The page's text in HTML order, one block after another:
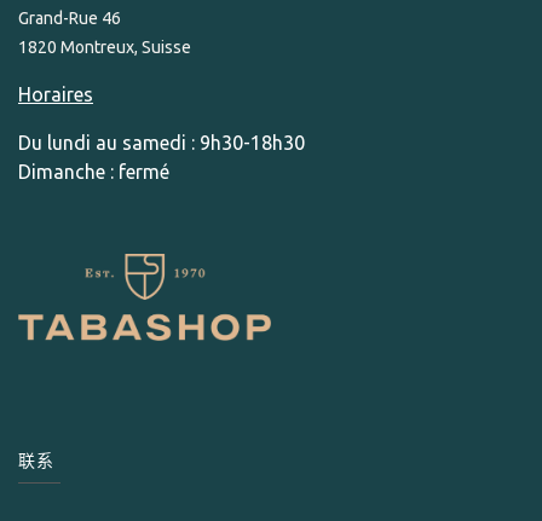
Grand-Rue 46
1820 Montreux, Suisse
Horaires
Du lundi au samedi : 9h30-18h30
Dimanche : fermé
联系